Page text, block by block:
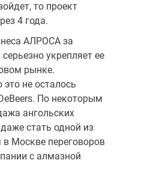
то проект
4 года.
АЛРОСА за
укрепляет ее
рынке.
это не осталось
По некоторым
ангольских
стать одной из
Москве переговоров
с алмазной